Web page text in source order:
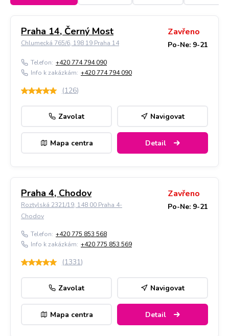
Praha 14, Černý Most
Chlumecká 765/6, 198 19 Praha 14
Zavřeno
Po-Ne: 9-21
Telefon: +420 774 794 090
Info k zakázkám: +420 774 794 090
(126)
Zavolat Navigovat
Mapa centra Detail
Praha 4, Chodov
Roztylská 2321/19, 148 00 Praha 4-
Chodov
Zavřeno
Po-Ne: 9-21
Telefon: +420 775 853 568
Info k zakázkám: +420 775 853 569
(1331)
Zavolat Navigovat
Mapa centra Detail